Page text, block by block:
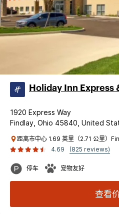
Holiday Inn Express
1920 Express Way
Findlay, Ohio 45840, United
距离市中心 1.69 英里（2.71 公里）
4.69
(825 reviews)
停车 宠物友好
查看